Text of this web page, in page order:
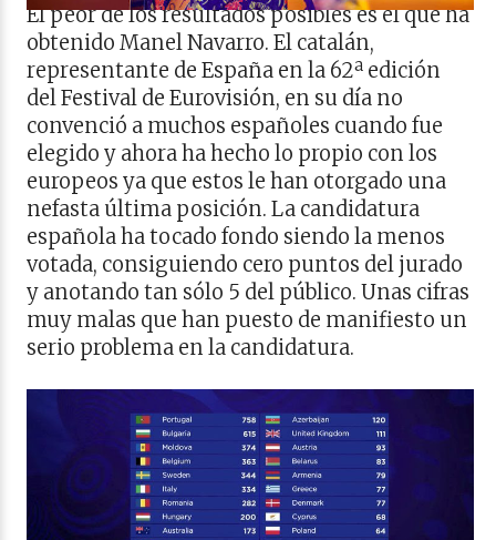
El peor de los resultados posibles es el que ha
obtenido Manel Navarro. El catalán,
representante de España en la 62ª edición
del Festival de Eurovisión, en su día no
convenció a muchos españoles cuando fue
elegido y ahora ha hecho lo propio con los
europeos ya que estos le han otorgado una
nefasta última posición. La candidatura
española ha tocado fondo siendo la menos
votada, consiguiendo cero puntos del jurado
y anotando tan sólo 5 del público. Unas cifras
muy malas que han puesto de manifiesto un
serio problema en la candidatura.